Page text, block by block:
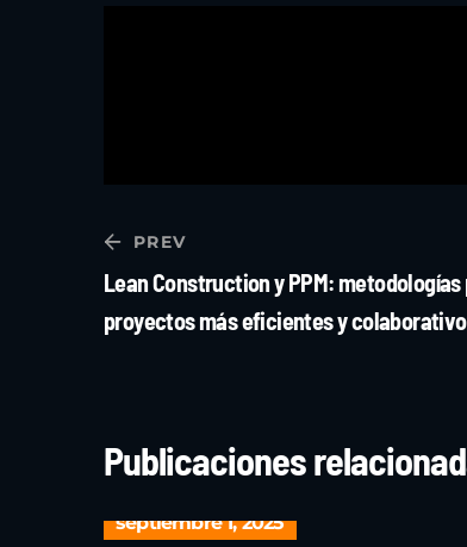
PREV
Lean Construction y PPM: metodologías
proyectos más eficientes y
Publicaciones
septiembre 1, 2025